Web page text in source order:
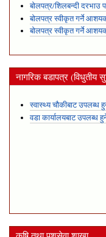
बोलपत्र/शिलबन्दी
बोलपत्र स्वीकृत गर्ने
बोलपत्र स्वीकृत गर्ने
नागरिक बडापत्र (विधुतीय
स्वास्थ्य चौकीबाट उपलब्ध
वडा कार्यालयबाट उपलब्ध